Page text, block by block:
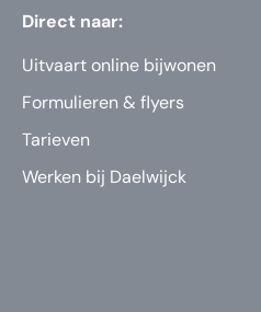
Direct naar:
Uitvaart online bijwonen
Formulieren & flyers
Tarieven
Werken bij Daelwijck